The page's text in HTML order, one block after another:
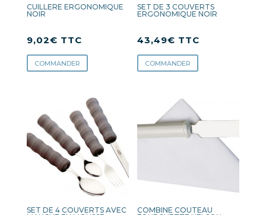
CUILLERE ERGONOMIQUE
NOIR
9,02€ TTC
COMMANDER
SET DE 3 COUVERTS
ERGONOMIQUE NOIR
43,49€ TTC
COMMANDER
SET DE 4 COUVERTS AVEC
COMBINE COUTEAU